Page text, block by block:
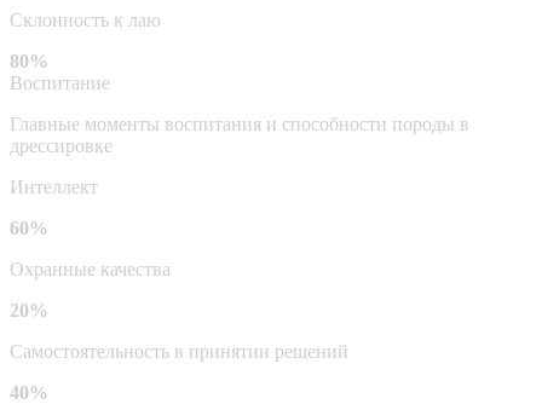
Склонность к лаю
80%
Воспитание
Главные моменты воспитания и способности породы в
дрессировке
Интеллект
60%
Охранные качества
20%
Самостоятельность в принятии решений
40%